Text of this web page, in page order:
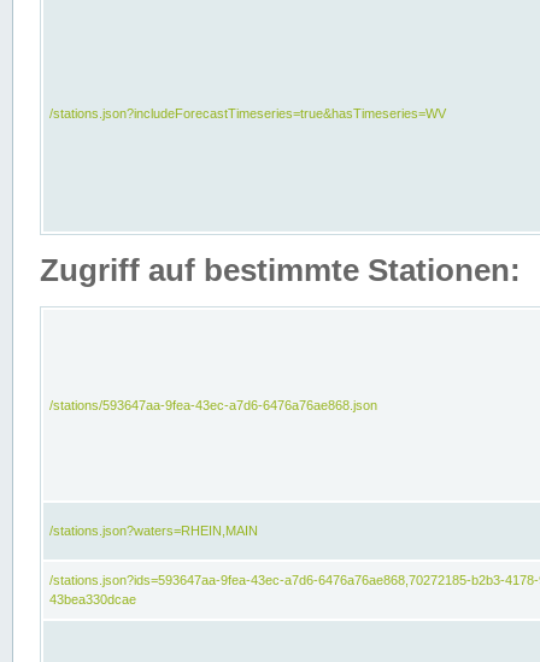
/stations.json?includeForecastTimeseries=true&hasTimeseries=WV
Zugriff auf bestimmte Stationen:
/stations/593647aa-9fea-43ec-a7d6-6476a76ae868.json
/stations.json?waters=RHEIN,MAIN
/stations.json?ids=593647aa-9fea-43ec-a7d6-6476a76ae868,70272185-b2b3-
43bea330dcae